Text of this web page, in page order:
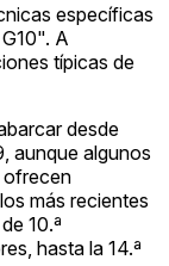
específicas
A
típicas de
desde
aunque algunos
ofrecen
más recientes
10.ª
hasta la 14.ª